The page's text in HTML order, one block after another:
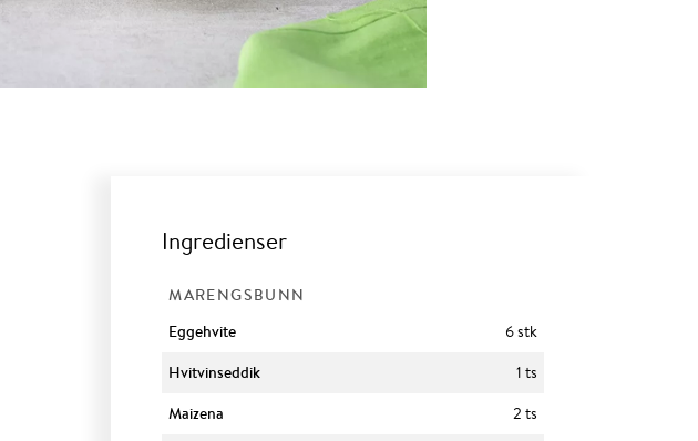
Ingredienser
MARENGSBUNN
Eggehvite
6 stk
Hvitvinseddik
1 ts
Maizena
2 ts